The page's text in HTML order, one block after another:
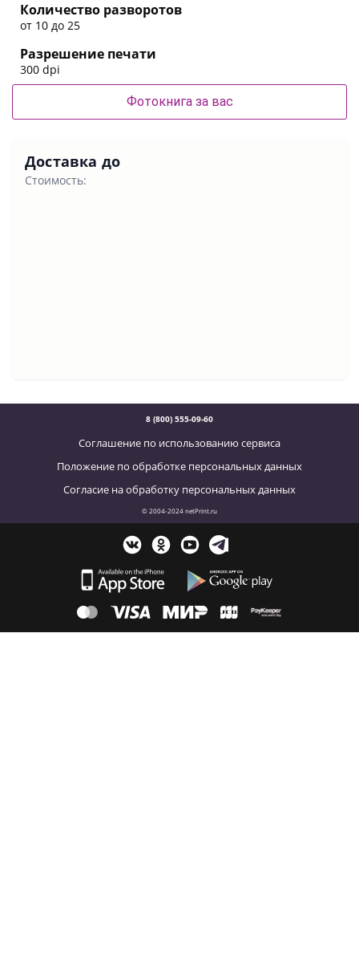
Количество разворотов
от 10 до 25
Разрешение печати
300 dpi
Фотокнига за вас
Доставка до
Стоимость:
8 (800) 555-09-60
Соглашение по использованию сервиса
Положение по обработке персональных данных
Согласие на обработку персональных данных
© 2004-2024 netPrint.ru